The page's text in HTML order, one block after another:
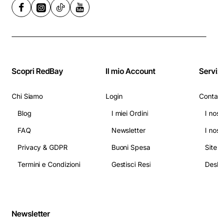
Scopri RedBay
Chi Siamo
Blog
FAQ
Privacy & GDPR
Termini e Condizioni
Il mio Account
Login
I miei Ordini
Newsletter
Buoni Spesa
Gestisci Resi
I
I
Newsletter